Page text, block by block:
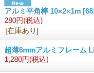
アルミ平角棒 10×2×1m
280円(税込)
[在庫あり]
超薄6mmアルミフレーム
1,280円(税込)